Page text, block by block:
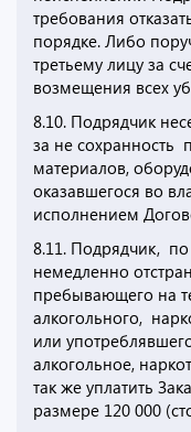
требования
порядке. Либо
третьему лицу за
возмещения всех
8.10. Подрядчик
за не сохранность
материалов,
оказавшегося во
исполнением
8.11. Подрядчик,
немедленно
пребывающего на
алкогольного,
или
алкогольное,
так же уплатить
размере 120 000